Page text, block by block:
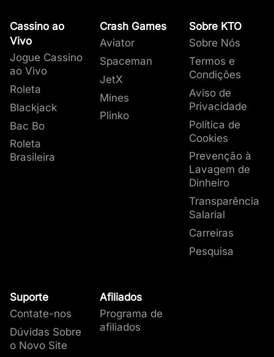
Cassino ao
Vivo
Jogue Cassino
ao Vivo
Roleta
Blackjack
Bac Bo
Roleta
Brasileira
Crash Games
Aviator
Spaceman
JetX
Mines
Plinko
Sobre KTO
Sobre Nós
Termos e
Condições
Aviso de
Privacidade
Política de
Cookies
Prevenção à
Lavagem de
Dinheiro
Transparência
Salarial
Carreiras
Pesquisa
Suporte
Contate-nos
Dúvidas Sobre
o Novo Site
Afiliados
Programa de
afiliados